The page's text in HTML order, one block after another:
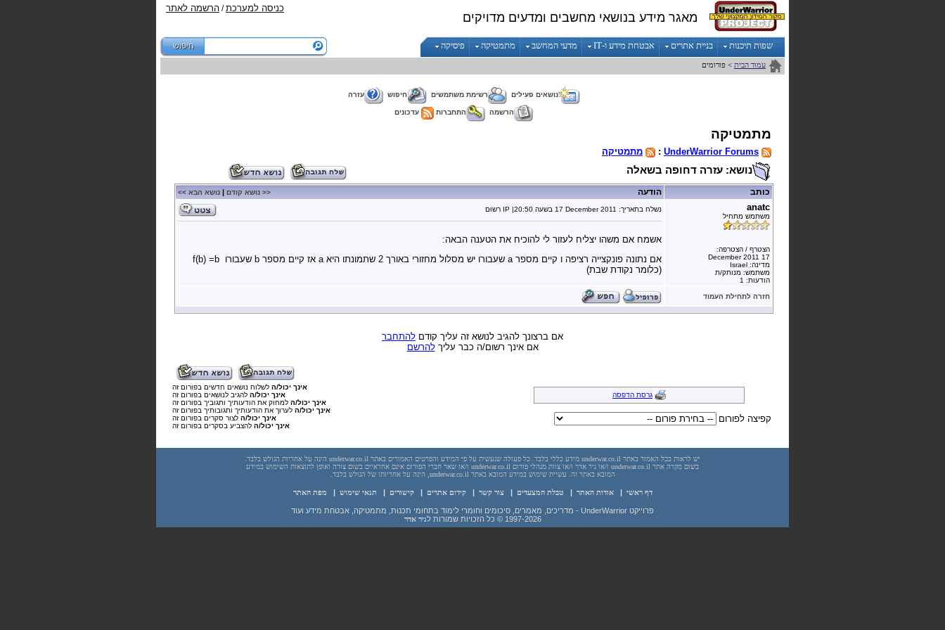
מאגר מידע בנושאי מחשבים ומדעים מדויקים
כניסה למערכת/ הרשמה לאתר
שפות תיכנות בניית אתרים אבטחת מידע ו-IT מדעי המחשב מתמטיקה פיסיקה
עמוד הבית > פורומים
נושאים פעילים רשימת משתמשים חיפוש עזרה
הרשמה התחברות עדכונים
מתמטיקה
UnderWarrior Forums
: מתמטיקה
נושא: עזרה דחופה בשאלה
כותב הודעה << נושא קודם | נושא הבא >>
anatc
משתמש מתחיל
הצטרף / הצטרפה:
17 December 2011
מדינה: Israel
משתמש: מנותק/ת
הודעות: 1
נשלח בתאריך: 17 December 2011 בשעה 20:50| IP רשוּם
אשמח אם משהו יצליח לעזור לי להוכיח את הטענה הבאה:
אם נתונה פונקצייה רציפה ו קיים מספר a שעבורו יש מסלול מחזורי באורך 2 שתמונתו היא a אז קיים מספר b שעבורו f(b) =b
(כלומר נקודת שבת)
חזרה לתחילת העמוד
אם ברצונך להגיב לנושא זה עליך קודם להתחבר
אם אינך רשום/ה כבר עליךלהרשם
גרסת הדפסה
קפיצה לפורום
אינך יכול/ה לשלוח נושאים חדשים בפורום זה
אינך יכול/ה להגיב לנושאים בפורום זה
אינך יכול/ה למחוק את הודעותיך ותגוביך בפורום זה
אינך יכול/ה לערוך את הודעותיך ותגובותיך בפורום זה
אינך יכול/ה לצור סקרים בפורום זה
אינך יכול/ה להצביע בסקרים בפורום זה
יש לראות בכל האמור באתר underwar.co.il מידע כללי בלבד. כל פעולה שנעשית על פי המידע והפרטים האמורים באתר underwar.co.il הינה על אחריות הגולש בלבד.
בשום מקרה אתר underwar.co.il ו/או ניר אדר ו/או צוות מנהלי פורום underwar.co.il ו/או שאר חברי הפורום אינם אחראיים בשום צורה ואופן לתוצאות השימוש במידע
המובא באתר זה. עשיית שימוש במידע המובא באתר underwar.co.il, הינה על אחריותו של הגולש בלבד.
דף ראשי |אודות האתר | טבלת המצעדים |צור קשר |קידום אתרים |קישורים | תנאי שימוש | מפת האתר
פרוייקט UnderWarrior - מדריכים, מאמרים, סיכומים וחומרי לימוד בתחומי תכנות, מתמטיקה, אבטחת מידע ועוד
1997-2026 © כל הזכויות שמורות לניר אדר